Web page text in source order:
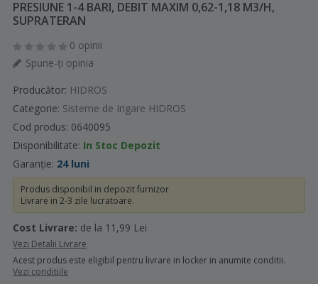
PRESIUNE 1-4 BARI, DEBIT MAXIM 0,62-1,18 M3/H,
SUPRATERAN
0 opinii
Spune-ţi opinia
Producător: HIDROS
Categorie: Sisteme de Irigare HIDROS
Cod produs: 0640095
Disponibilitate: In Stoc Depozit
Garanție: 24 luni
Produs disponibil in depozit furnizor
Livrare in 2-3 zile lucratoare.
Cost Livrare: de la 11,99 Lei
Vezi Detalii Livrare
Acest produs este eligibil pentru livrare in locker in anumite conditii.
Vezi conditiile